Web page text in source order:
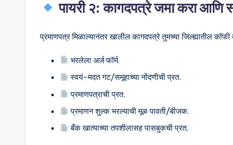
पायरी २: कागदपत्रे जमा करा आणि
प्रमाणपत्र मिळाल्यानंतर खालील कागदपत्रे तुमच्या जिल्ह्यातील
भरलेला अर्ज फॉर्म.
स्वयं-मदत गट/समूहाच्या नोंदणीची प्रत.
प्रमाणपत्राची प्रत.
प्रमाणन शुल्क भरल्याची मूळ पावती/बीजक.
बँक खात्याच्या तपशीलासह पासबुकची प्रत.